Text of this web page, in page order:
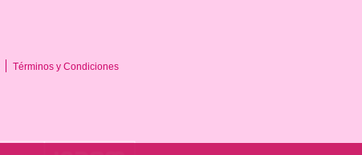
Términos y Condiciones